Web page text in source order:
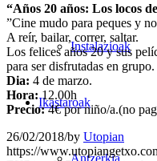
Instalazioak
Ikastaroak
Antzerkia
“Años 20 años: Los locos
”Cine mudo para peques y
A reír, bailar, correr, saltar.
Los felices años 20 y sus
para ser disfrutadas en grupo.
Dia: 4 de marzo.
Hora:12.00h
Precio:4€ por niño/a.(no
26/02/2018/by Utopian
https://